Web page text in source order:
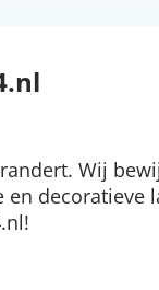
Wij
en decoratieve